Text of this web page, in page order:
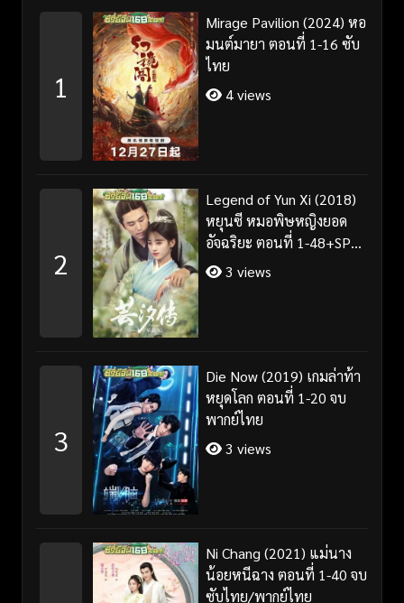
1
Mirage Pavilion (2024) หอ
มนต์มายา ตอนที่ 1-16 ซับ
ไทย
4 views
2
Legend of Yun Xi (2018)
หยุนซี หมอพิษหญิงยอด
อัจฉริยะ ตอนที่ 1-48+SP
จบ พากย์ไทย
3 views
3
Die Now (2019) เกมล่าท้า
หยุดโลก ตอนที่ 1-20 จบ
พากย์ไทย
3 views
Ni Chang (2021) แม่นาง
น้อยหนีฉาง ตอนที่ 1-40 จบ
ซับไทย/พากย์ไทย